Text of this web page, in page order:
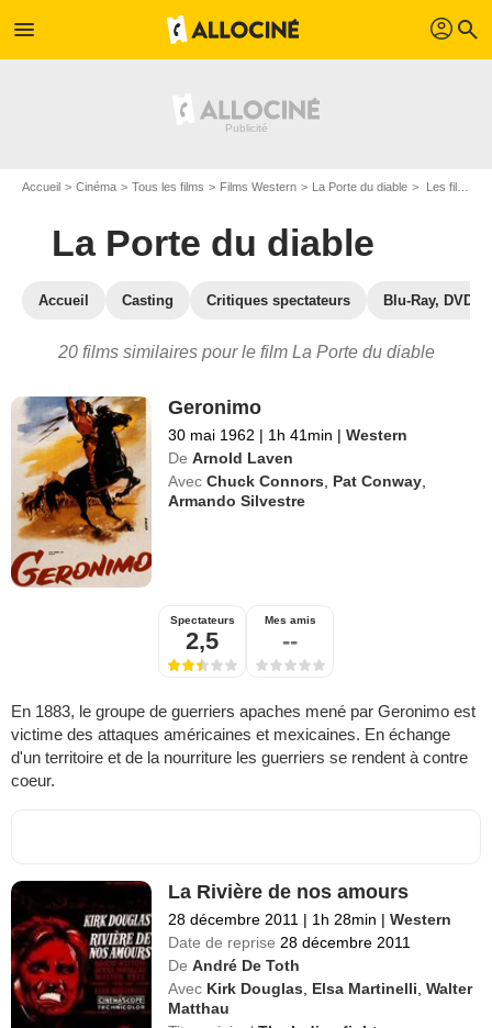
menu profil search
Accueil Cinéma Tous les films Films Western La Porte du diable Les films similaires à "La Porte du diable"
La Porte du diable
Accueil Casting Critiques spectateurs Blu-Ray, DVD
20 films similaires pour le film La Porte du diable
Geronimo
30 mai 1962 | 1h 41min | Western
De Arnold Laven
Avec Chuck Connors Pat Conway
Armando Silvestre
Spectateurs
2,5
Mes amis
--
En 1883, le groupe de guerriers apaches mené par Geronimo est
victime des attaques américaines et mexicaines. En échange
d'un territoire et de la nourriture les guerriers se rendent à contre
coeur.
La Rivière de nos amours
28 décembre 2011 | 1h 28min | Western
Date de reprise 28 décembre 2011
De André De Toth
Avec Kirk Douglas Elsa Martinelli ,Walter
Matthau